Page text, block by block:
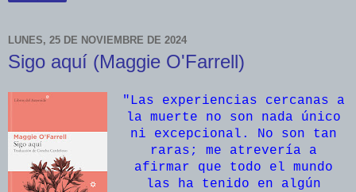
LUNES, 25 DE NOVIEMBRE DE 2024
Sigo aquí (Maggie O'Farrell)
"Las experiencias cercanas a
la muerte no son nada único
ni excepcional. No son tan
raras; me atrevería a
afirmar que todo el mundo
las ha tenido en algún